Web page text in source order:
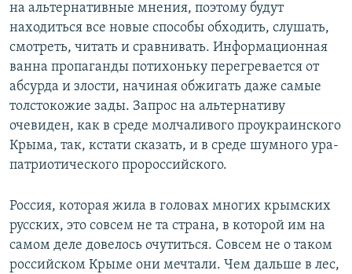
на альтернативные мнения, поэтому будут
находиться все новые способы обходить, слушать,
смотреть, читать и сравнивать. Информационная
ванна пропаганды потихоньку перегревается от
абсурда и злости, начиная обжигать даже самые
толстокожие зады. Запрос на альтернативу
очевиден, как в среде молчаливого проукраинского
Крыма, так, кстати сказать, и в среде шумного ура-
патриотического пророссийского.
Россия, которая жила в головах многих крымских
русских, это совсем не та страна, в которой им на
самом деле довелось очутиться. Совсем не о таком
российском Крыме они мечтали. Чем дальше в лес,